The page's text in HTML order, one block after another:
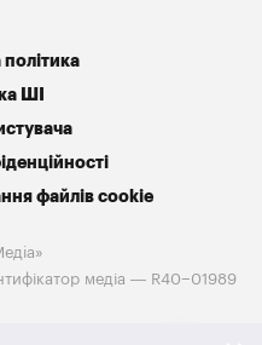
політика
ШІ
файлів cookie
медіа — R40−01989